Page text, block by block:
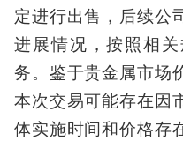
定进行出售，后续公
进展情况，按照相
务。鉴于贵金属市场
本次交易可能存在因
体实施时间和价格存